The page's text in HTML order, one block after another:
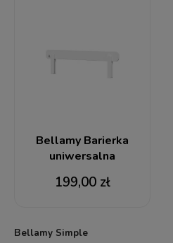
Bellamy Barierka
uniwersalna
199,00 zł
Bellamy Simple